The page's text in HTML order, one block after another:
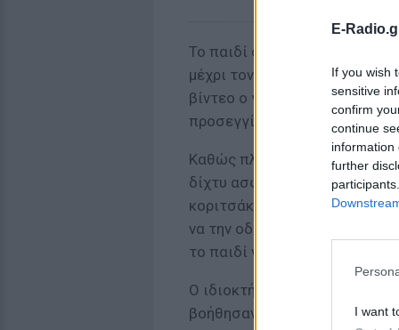
E-
If you wish
sensitive
confirm
continue
information
further
I want
Το παιδί σώθηκε χάρη σε
μέχρι τον πέμπτο όροφο και
βίντεο ο γενναίος γείτονας
προσεγγίσει το κοριτσάκι
Καθώς πλησιάζει, προς το
δίχτυ ασφαλείας σε
κοριτσάκι. Ευτυχώς, παρά τη
να την οδηγήσουν
το παιδί να υποστεί
Ο ιδιοκτήτης του διπλανού
βοήθησαν. Ο ίδιος δήλωσε